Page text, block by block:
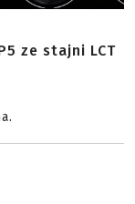
ze stajni LCT